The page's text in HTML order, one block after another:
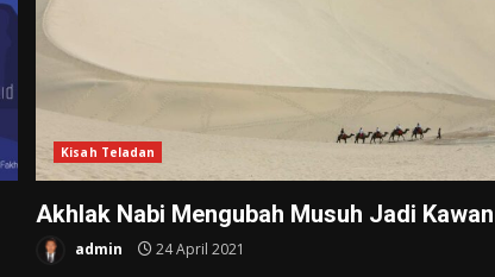
Kisah Teladan
Akhlak Nabi Mengubah Musuh Jadi Kawan
admin 24 April 2021